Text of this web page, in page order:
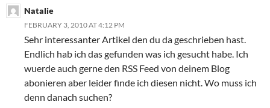
Natalie
FEBRUARY 3, 2010 AT 4:12 PM
Sehr interessanter Artikel den du da geschrieben hast.
Endlich hab ich das gefunden was ich gesucht habe. Ich
wuerde auch gerne den RSS Feed von deinem Blog
abonieren aber leider finde ich diesen nicht. Wo muss ich
denn danach suchen?